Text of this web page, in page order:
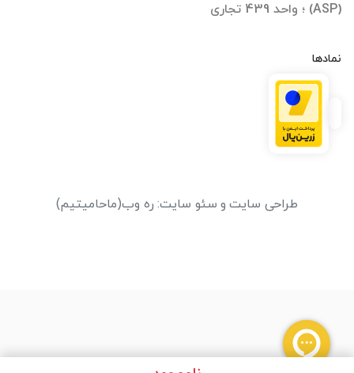
(ASP) ؛ واحد 439 تجاری
نمادها
طراحی سایت و سئو سایت: ره وب(ماحامیتیم)